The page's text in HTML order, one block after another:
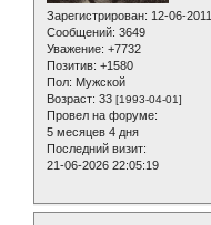
Зарегистрирован: 12-06-2011
Сообщений: 3649
Уважение: +7732
Позитив: +1580
Пол: Мужской
Возраст: 33 [1993-04-01]
Провел на форуме:
5 месяцев 4 дня
Последний визит:
21-06-2026 22:05:19